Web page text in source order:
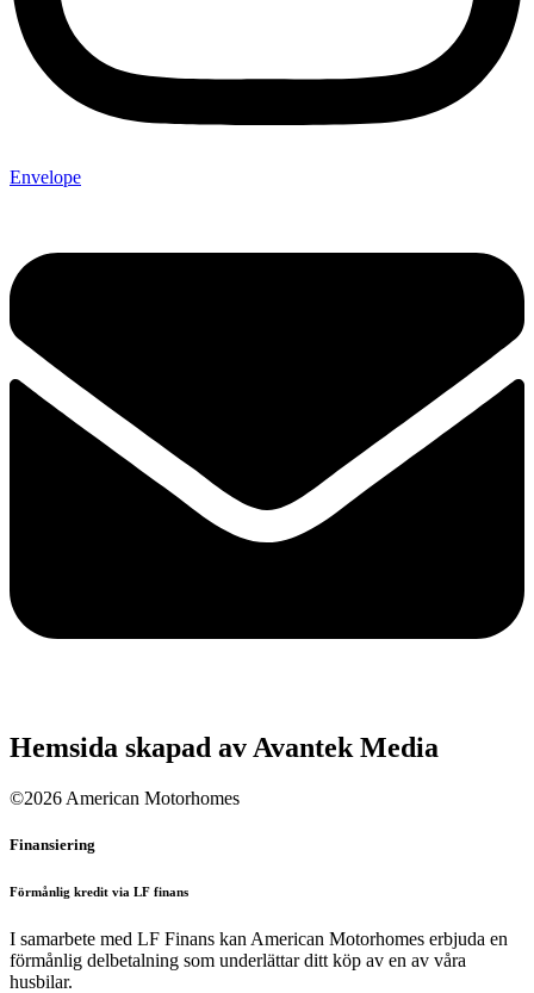
Envelope
Hemsida skapad av Avantek Media
©2026 American Motorhomes
Finansiering
Förmånlig kredit via LF finans
I samarbete med LF Finans kan American Motorhomes erbjuda en
förmånlig delbetalning som underlättar ditt köp av en av våra
husbilar.